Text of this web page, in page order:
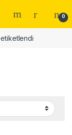
0
etiketlendi